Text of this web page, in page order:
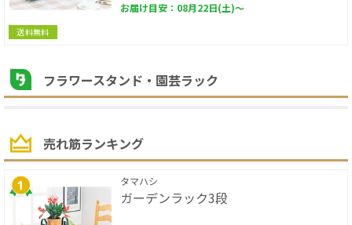
送料無料
お届け目安：08月22日(土)～
フラワースタンド・園芸ラック
売れ筋ランキング
タマハシ
ガーデンラック3段